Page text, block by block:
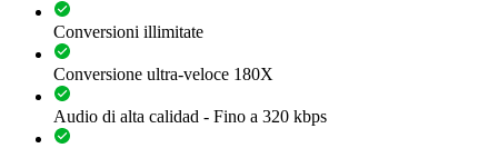
Conversioni illimitate
Conversione ultra-veloce 180X
Audio di alta calidad - Fino a 320 kbps